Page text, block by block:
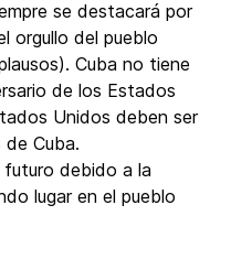
se destacará por
orgullo del pueblo
Cuba no tiene
de los Estados
Unidos deben ser
Cuba.
futuro debido a la
lugar en el pueblo